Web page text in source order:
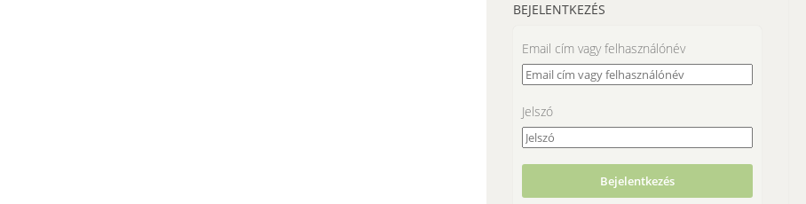
BEJELENTKEZÉS
Email cím vagy felhasználónév
Jelszó